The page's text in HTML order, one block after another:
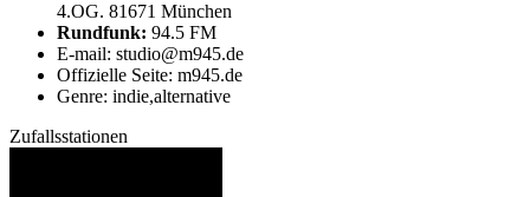
4.OG. 81671 München
Rundfunk: 94.5 FM
E-mail: studio@m945.de
Offizielle Seite: m945.de
Genre: indie,alternative
Zufallsstationen